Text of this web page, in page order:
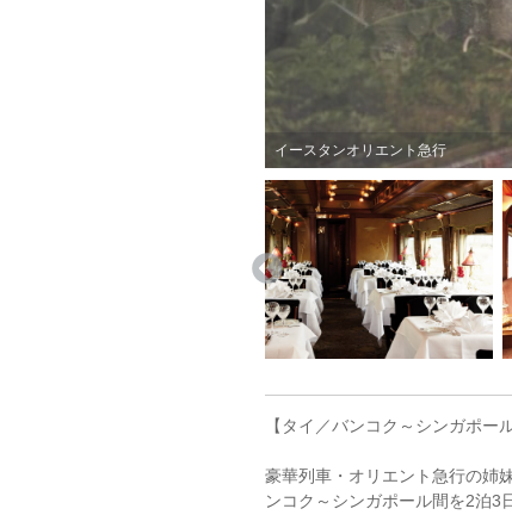
イースタンオリエント急行
【タイ／バンコク～シンガポール
豪華列車・オリエント急行の姉
ンコク～シンガポール間を2泊3